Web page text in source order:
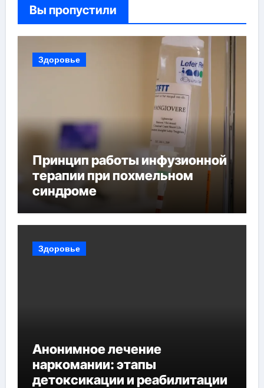
Вы пропустили
Здоровье
Принцип работы инфузионной
терапии при похмельном
синдроме
Здоровье
Анонимное лечение
наркомании: этапы
детоксикации и реабилитации